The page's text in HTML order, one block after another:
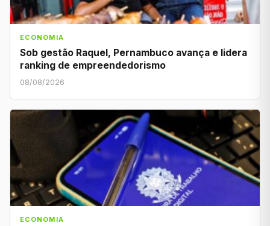
ECONOMIA
Sob gestão Raquel, Pernambuco avança e lidera
ranking de empreendedorismo
08/08/2026
ECONOMIA